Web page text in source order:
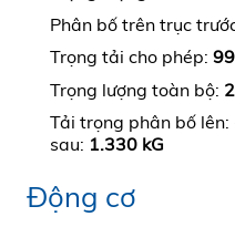
Phân bố trên trục
Trọng tải cho phép:
Trọng lượng toàn bộ:
Tải trọng phân bố lên:
sau: 1.330 kG
Động cơ